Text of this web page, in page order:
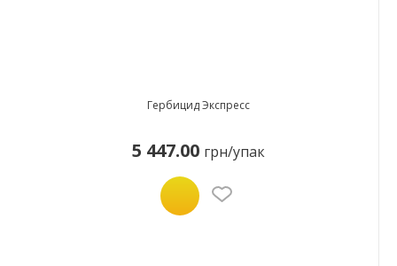
Гербицид Экспресс
5 447.00 грн/упак